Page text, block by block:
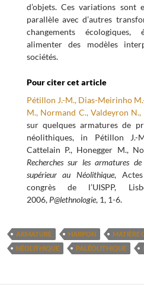
d’objets. Ces variations sont
parallèle avec d’autres
changements
alimenter des modèles
sociétés.
Pour citer cet article
Pétillon J.-M., Dias-Meirinho
M., Normand C., Valdeyron N.,
sur quelques armatures de
néolithiques, in Pétillon J.-
Cattelain P., Honegger M.,
Recherches sur les armatures
supérieur au Néolithique,
congrès de l’UISPP,
2006, P@lethnologie, 1, 1-6.
ARMATURE HARPON MATIÈRE
NÉOLITHIQUE
PALÉOLITHIQUE